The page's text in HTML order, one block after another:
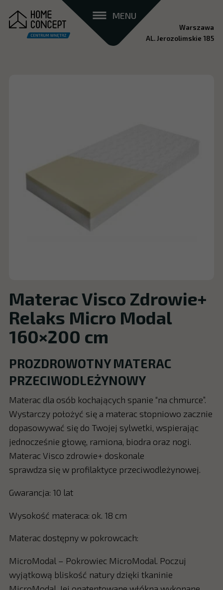
MENU
Warszawa
AL. Jerozolimskie 185
Materac Visco Zdrowie+
Relaks Micro Modal
160×200 cm
PROZDROWOTNY MATERAC
PRZECIWODLEŻYNOWY
Materac dla osób kochających spanie “na chmurce”.
Wystarczy położyć się a materac stopniowo zacznie
dopasowywać się do Twojej sylwetki, wspierając
jednocześnie głowę, ramiona, biodra oraz nogi.
Materac Visco zdrowie+ doskonale
sprawdza się w profilaktyce przeciwodleżynowej.
Gwarancja: 10 lat
Wysokość materaca: ok. 18 cm
Materac dostępny w pokrowcach:
MicroModal – Pokrowiec MicroModal. Poczuj
wyjątkową bliskość natury dzięki tkaninie